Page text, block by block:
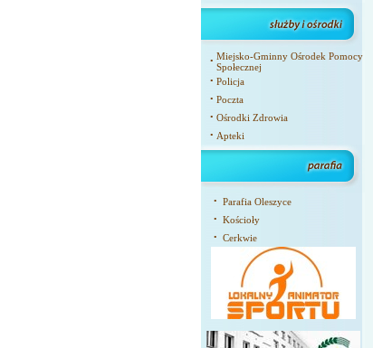
• Miejsko-Gminny Ośrodek Pomocy
Społecznej
• Policja
• Poczta
• Ośrodki Zdrowia
• Apteki
• Parafia Oleszyce
• Kościoły
• Cerkwie